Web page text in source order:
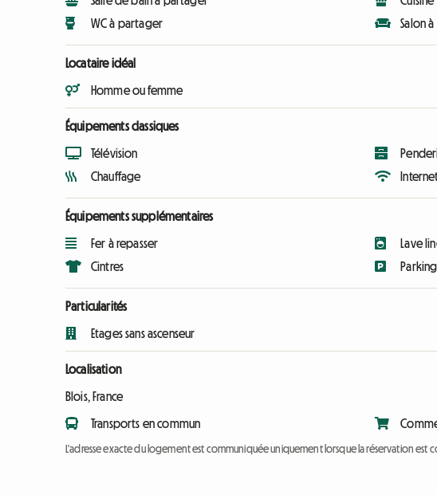
WC à partager
Salon
Locataire idéal
Homme ou femme
Équipements classiques
Télévision
Chauffage
Équipements supplémentaires
Fer à repasser
Cintres
Lave
Particularités
Etages sans ascenseur
Localisation
Blois, France
Transports en commun
L'adresse exacte du logement est communiquée uniquement lorsque la réservation est